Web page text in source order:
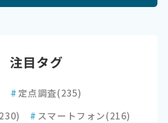
注目タグ
# 定点調査(235)
# スマートフォン(216)